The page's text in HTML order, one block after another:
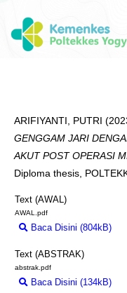
ARIFIYANTI, PUTRI
GENGGAM JARI
AKUT POST OPERASI
Diploma thesis,
Text (AWAL)
AWAL.pdf
Baca Disini (804kB)
Text (ABSTRAK)
abstrak.pdf
Baca Disini (134kB)